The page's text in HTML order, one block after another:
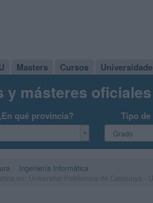
Masters Cursos
y másteres
qué provincia? Tipo
Ingeniería Informática